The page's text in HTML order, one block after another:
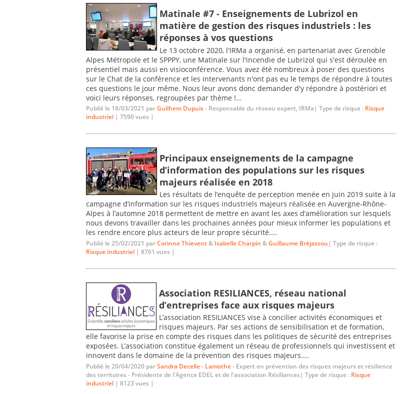
Matinale #7 - Enseignements de Lubrizol en
matière de gestion des risques industriels : les
réponses à vos questions
Le 13 octobre 2020, l'IRMa a organisé, en partenariat avec Grenoble
Alpes Métropole et le SPPPY, une Matinale sur l'incendie de Lubrizol qui s'est déroulée en
présentiel mais aussi en visioconférence. Vous avez été nombreux à poser des questions
sur le Chat de la conférence et les intervenants n'ont pas eu le temps de répondre à toutes
ces questions le jour même. Nous leur avons donc demander d'y répondre à postériori et
voici leurs réponses, regroupées par thème !...
Publié le 18/03/2021 parGuilhem Dupuis- Responsable du réseau expert, IRMa| Type de risque : Risque
industriel | 7590 vues |
Principaux enseignements de la campagne
d’information des populations sur les risques
majeurs réalisée en 2018
Les résultats de l’enquête de perception menée en juin 2019 suite à la
campagne d’information sur les risques industriels majeurs réalisée en Auvergne-Rhône-
Alpes à l’automne 2018 permettent de mettre en avant les axes d’amélioration sur lesquels
nous devons travailler dans les prochaines années pour mieux informer les populations et
les rendre encore plus acteurs de leur propre sécurité....
Publié le 25/02/2021 parCorinne Thievent& Isabelle Charpin &Guillaume Bréjassou | Type de risque :
Risque industriel | 8761 vues |
Association RESILIANCES, réseau national
d’entreprises face aux risques majeurs
L’association RESILIANCES vise à concilier activités économiques et
risques majeurs. Par ses actions de sensibilisation et de formation,
elle favorise la prise en compte des risques dans les politiques de sécurité des entreprises
exposées. L’association constitue également un réseau de professionnels qui investissent et
innovent dans le domaine de la prévention des risques majeurs....
Publié le 20/04/2020 parSandra Decelle - Lamothe- Expert en prévention des risques majeurs et résilience
des territoires - Présidente de l'Agence EDEL et de l'association Résiliances| Type de risque : Risque
industriel | 8123 vues |